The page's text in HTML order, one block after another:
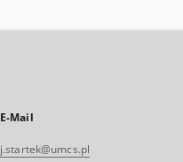
E-Mail
j.startek@umcs.pl